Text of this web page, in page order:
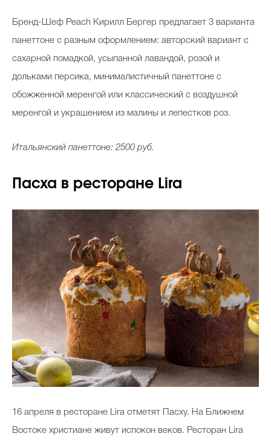
Бренд-Шеф Peach Кирилл Бергер предлагает 3 варианта
панеттоне с разным оформлением: авторский вариант с
сахарной помадкой, усыпанной лавандой, розой и
дольками персика, минималистичный панеттоне с
обожженной меренгой или классический с воздушной
меренгой и украшением из малины и лепестков роз.
Итальянский панеттоне: 2500 руб.
Пасха в ресторане Lira
16 апреля в ресторане Lira отметят Пасху. На Ближнем
Востоке христиане живут испокон веков. Ресторан Lira